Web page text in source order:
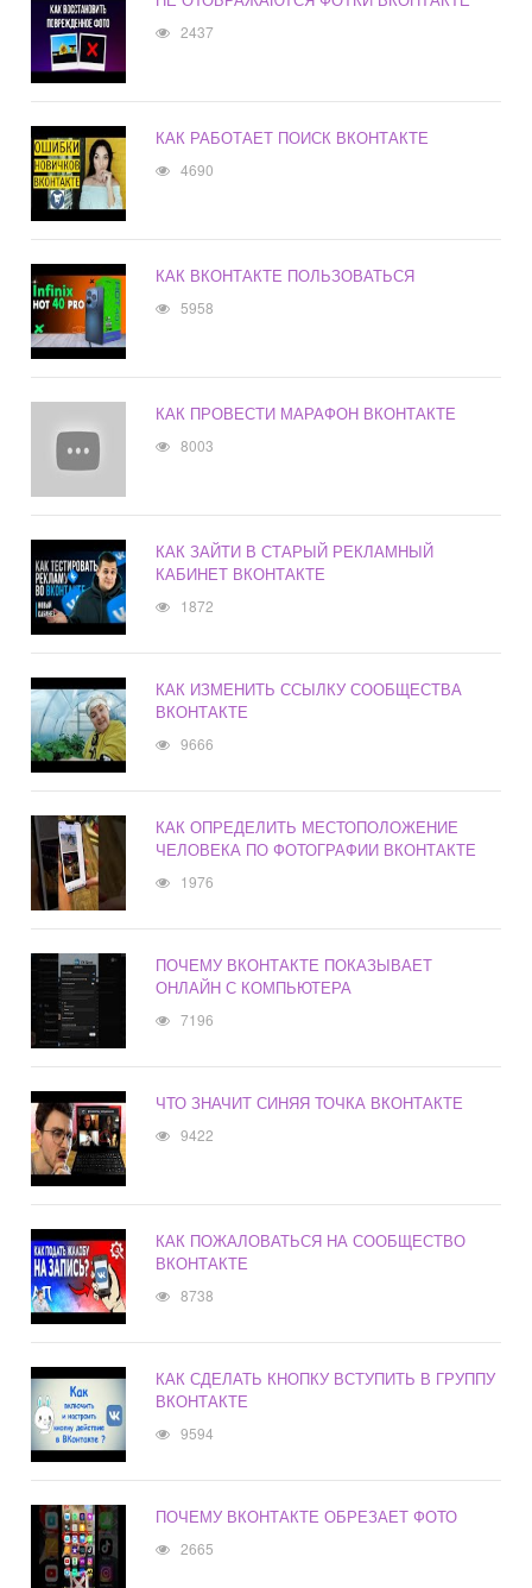
2437
КАК РАБОТАЕТ ПОИСК ВКОНТАКТЕ
4690
КАК ВКОНТАКТЕ ПОЛЬЗОВАТЬСЯ
5958
КАК ПРОВЕСТИ МАРАФОН ВКОНТАКТЕ
8003
КАК ЗАЙТИ В СТАРЫЙ РЕКЛАМНЫЙ
КАБИНЕТ ВКОНТАКТЕ
1872
КАК ИЗМЕНИТЬ ССЫЛКУ СООБЩЕСТВА
ВКОНТАКТЕ
9666
КАК ОПРЕДЕЛИТЬ МЕСТОПОЛОЖЕНИЕ
ЧЕЛОВЕКА ПО ФОТОГРАФИИ ВКОНТАКТЕ
1976
ПОЧЕМУ ВКОНТАКТЕ ПОКАЗЫВАЕТ
ОНЛАЙН С КОМПЬЮТЕРА
7196
ЧТО ЗНАЧИТ СИНЯЯ ТОЧКА ВКОНТАКТЕ
9422
КАК ПОЖАЛОВАТЬСЯ НА СООБЩЕСТВО
ВКОНТАКТЕ
8738
КАК СДЕЛАТЬ КНОПКУ ВСТУПИТЬ В ГРУППУ
ВКОНТАКТЕ
9594
ПОЧЕМУ ВКОНТАКТЕ ОБРЕЗАЕТ ФОТО
2665